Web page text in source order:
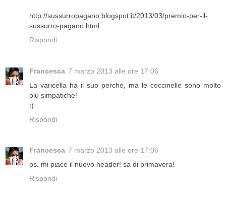
http://sussurropagano.blogspot.it/2013/03/premio-per-il-
sussurro-pagano.html
Rispondi
Francesca 7 marzo 2013 alle ore 17:06
La varicella ha il suo perchè, ma le coccinelle sono molto
più simpatiche!
:)
Rispondi
Francesca 7 marzo 2013 alle ore 17:06
ps. mi piace il nuovo header! sa di primavera!
Rispondi